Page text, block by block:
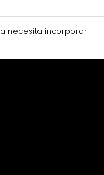
necesita incorporar